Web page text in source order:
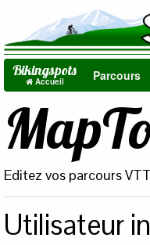
Bikingspots
Accueil Parcours
Editez vos parcours
Utilisateur